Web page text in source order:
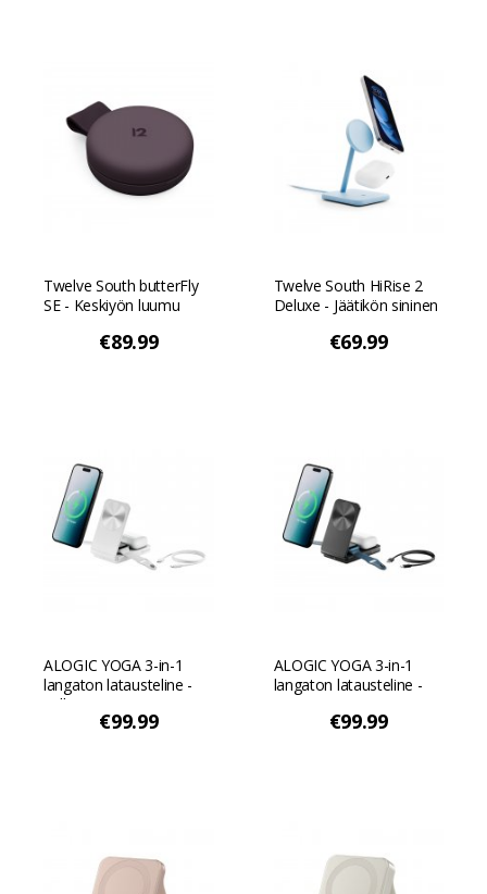
Twelve South butterFly
SE - Keskiyön luumu
€89.99
Twelve South HiRise 2
Deluxe - Jäätikön sininen
€69.99
ALOGIC YOGA 3-in-1
langaton latausteline -
Valkoinen
€99.99
ALOGIC YOGA 3-in-1
langaton latausteline -
€99.99